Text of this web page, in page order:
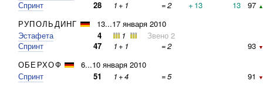
Спринт 28 1+ 1 =2 + 13 13 97
РУПОЛЬДИНГ
13...17 января 2010
Эстафета
4 1
Звено 2
Спринт
47 1+ 1 =2 93
ОБЕРХОФ
6...10 января 2010
Спринт
51 1+4 =5 91